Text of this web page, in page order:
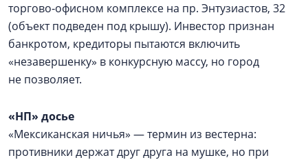
торгово‑офисном комплексе на пр. Энтузиастов, 32
(объект подведен под крышу). Инвестор признан
банкротом, кредиторы пытаются включить
«незавершенку» в конкурсную массу, но город
не позволяет.
«НП» досье
«Мексиканская ничья» — термин из вестерна:
противники держат друг друга на мушке, но при